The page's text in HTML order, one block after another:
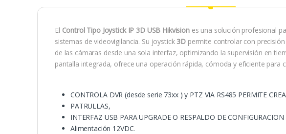
El Control Tipo Joystick IP 3D USB Hikvisiones una solución profesional
sistemas de videovigilancia. Su joystick 3D permite controlar con
de las cámaras desde una sola interfaz, optimizando la supervisión en
pantalla integrada, ofrece una operación rápida, cómoda y eficiente para
CONTROLA DVR (desde serie 73xx ) y PTZ VIA RS485 PERMITE
PATRULLAS,
INTERFAZ USB PARA UPGRADE O RESPALDO DE CONFIGURACION
Alimentación 12VDC.